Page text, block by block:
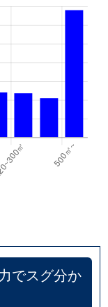
でスグ分か